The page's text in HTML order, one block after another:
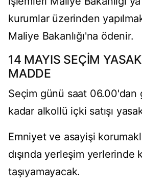
kurumlar üzerinden
Maliye Bakanlığı'na ödenir.
14 MAYIS SEÇİM
MADDE
Seçim günü saat 06.00'dan
kadar alkollü içki satışı
Emniyet ve asayişi
dışında yerleşim yerlerinde
taşıyamayacak.